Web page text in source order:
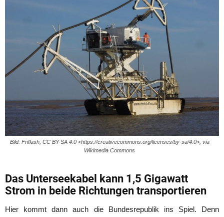
Bild: Friflash, CC BY-SA 4.0 <https://creativecommons.org/licenses/by-sa/4.0>, via
Wikimedia Commons
Das Unterseekabel kann 1,5 Gigawatt
Strom in beide Richtungen transportieren
Hier kommt dann auch die Bundesrepublik ins Spiel. Denn